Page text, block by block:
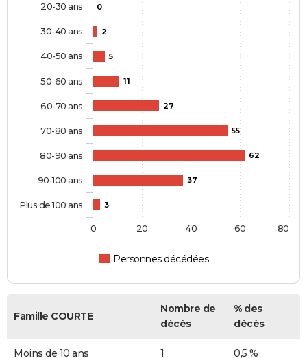
0
2
5
11
27
55
62
37
3
Personnes décédées
20-30 ans
30-40 ans
40-50 ans
50-60 ans
60-70 ans
70-80 ans
80-90 ans
90-100 ans
Plus de 100 ans
0 20 40 60 80
Famille COURTE
Nombre de
décès
% des
décès
Moins de 10 ans 1 0,5 %